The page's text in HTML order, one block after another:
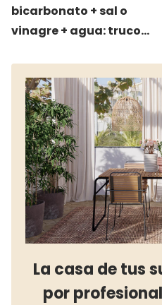
bicarbonato + sal o
vinagre + agua: trucos
eliminar las manchas
más difíciles
La casa de tus
por